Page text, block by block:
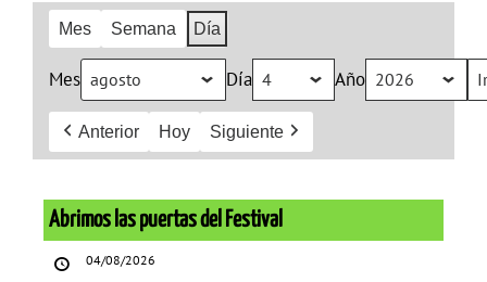
Mes Semana Día
Mes Día Año
Anterior Hoy Siguiente
las
puertas
Abrimos las puertas del Festival
04/08/2026